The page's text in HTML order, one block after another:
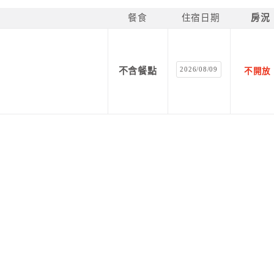
餐食 住宿日期 房況
不含餐點 2026/08/09 不開放